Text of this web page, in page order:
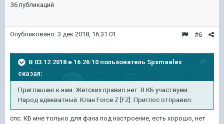
36 публикаций
#6
Опубликовано: 3 дек 2018, 16:31:01
В 03.12.2018 в 16:26:10 пользователь Spsmaalex
сказал:
Приглашаю к нам. Жетских правил нет. В КБ участвуем.
Народ адекватный. Клан Force Z [FZ]. Приглос отправил.
спс. КБ мне только для фана под настроение, есть хорошо, нет